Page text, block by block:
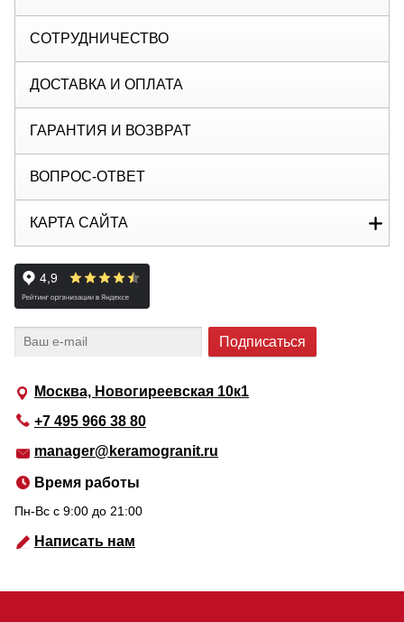
Москва, Новогиреевская 10к1
+7 495 966 38 80
manager@keramogranit.ru
Время работы
Пн-Вс c 9:00 до 21:00
Написать нам
СОТРУДНИЧЕСТВО
ДОСТАВКА И ОПЛАТА
ГАРАНТИЯ И ВОЗВРАТ
ВОПРОС-ОТВЕТ
КАРТА САЙТА